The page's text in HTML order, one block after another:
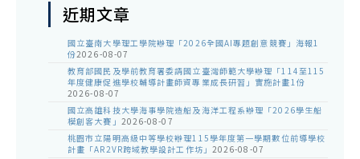
近期文章
國立臺南大學理工學院辦理「2026全國AI專題創意競賽」海報1
份2026-08-07
教育部國民及學前教育署委請國立臺灣師範大學辦理「114至115
年度健康促進學校輔導計畫師資專業成長研習」實施計畫1份
2026-08-07
國立高雄科技大學海事學院造船及海洋工程系辦理「2026學生船
模創客大賽」 2026-08-07
桃園市立陽明高級中等學校辦理115學年度第一學期數位前導學校
計畫「AR2VR跨域教學設計工作坊」 2026-08-07